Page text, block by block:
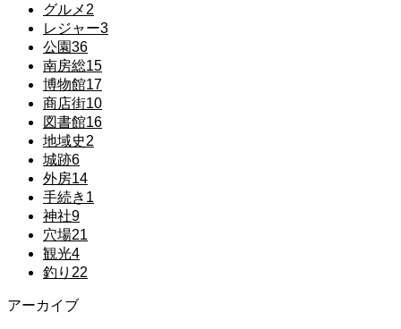
グルメ 2
レジャー3
公園36
南房総15
博物館17
商店街10
図書館16
地域史2
城跡6
外房14
手続き 1
神社9
穴場21
観光4
釣り 22
アーカイブ